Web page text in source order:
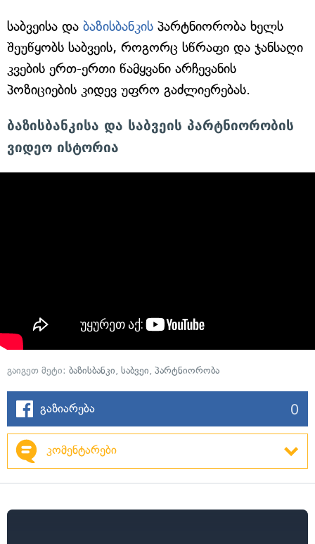
საბვეისა და ბაზისბანკის პარტნიორობა ხელს
შეუწყობს საბვეის, როგორც სწრაფი და ჯანსაღი
კვების ერთ-ერთი წამყვანი არჩევანის
პოზიციების კიდევ უფრო გაძლიერებას.
ბაზისბანკისა და საბვეის პარტნიორობის
ვიდეო ისტორია
გაიგეთ მეტი: ბაზისბანკი, საბვეი, პარტნიორობა
გაზიარება 0
კომენტარები